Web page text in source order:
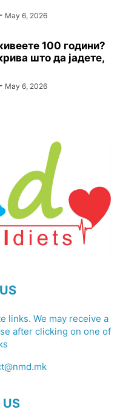
- May 6, 2026
100 години?
што да јадете,
- May 6, 2026
links. We may receive a
after clicking on one of
US